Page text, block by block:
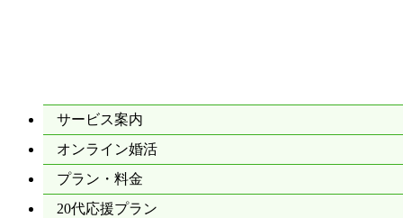
サービス案内
オンライン婚活
プラン・料金
20代応援プラン